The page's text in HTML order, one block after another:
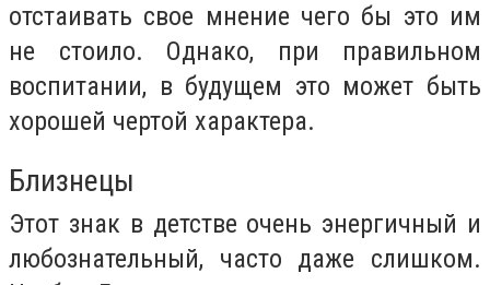
отстаивать свое мнение чего бы это им
не стоило. Однако, при правильном
воспитании, в будущем это может быть
хорошей чертой характера.
Близнецы
Этот знак в детстве очень энергичный и
любознательный, часто даже слишком.